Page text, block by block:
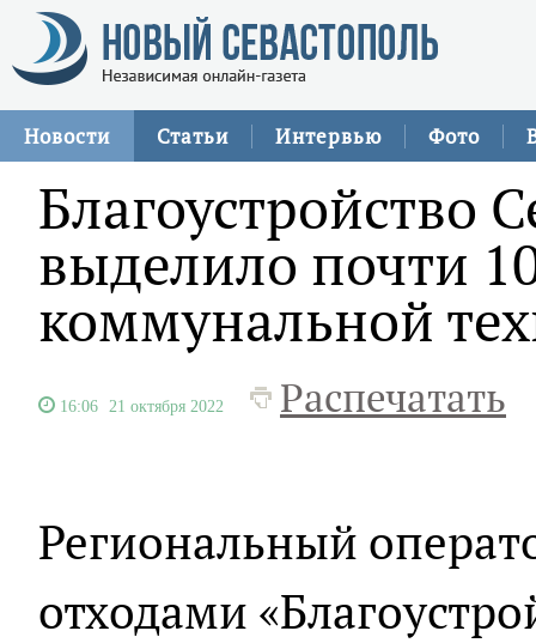
Новости Статьи Интервью Фото
Благоустройство
выделило почти
коммунальной
16:06 21 октября 2022 Распечатать
Региональный
отходами